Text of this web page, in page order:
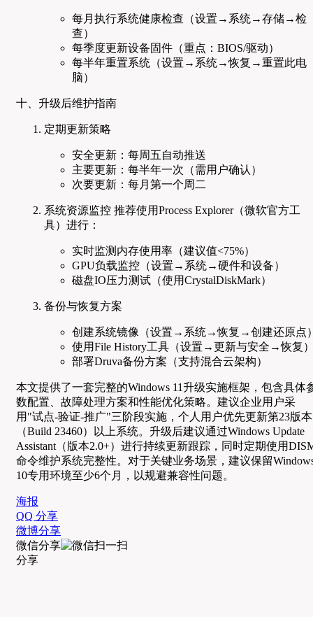
每月执行系统健康检查（设置→系统→存储→检
查）
每季度更新设备固件（重点：BIOS/驱动）
每半年重置系统（设置→系统→恢复→重置此电
脑）
十、升级后维护指南
定期更新策略
安全更新：每周五自动推送
主要更新：每半年一次（需用户确认）
次要更新：每月第一个周二
系统资源监控 推荐使用Process Explorer（微软官方工
具）进行：
实时监测内存使用率（建议值<75%）
GPU负载监控（设置→系统→硬件和设备）
磁盘IO压力测试（使用CrystalDiskMark）
备份与恢复方案
创建系统镜像（设置→系统→恢复→创建还原点
使用File History工具（设置→更新与安全→恢复
部署Druva备份方案（支持混合云架构）
本文提供了一套完整的Windows 11升级实施框架，包含具体
数配置、故障处理方案和性能优化策略。建议企业用户采
用"试点-验证-推广"三阶段实施，个人用户优先更新第23版本
（Build 23460）以上系统。升级后建议通过Windows Update
Assistant（版本2.0+）进行持续更新跟踪，同时定期使用
命令维护系统完整性。对于关键业务场景，建议保留
10专用环境至少6个月，以规避兼容性问题。
海报
QQ 分享
微博分享
微信分享
分享